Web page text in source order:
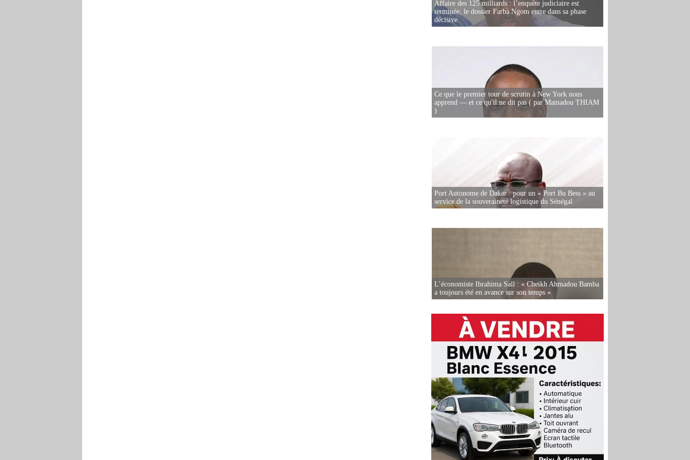
Affaire des 125 milliards : l’enquête judiciaire est
terminée, le dossier Farba Ngom entre dans sa phase
décisive
Ce que le premier tour de scrutin à New York nous
apprend — et ce qu'il ne dit pas ( par Mamadou THIAM
)
Port Autonome de Dakar : pour un « Port Bu Bess » au
service de la souveraineté logistique du Sénégal
L’économiste Ibrahima Sall : « Cheikh Ahmadou Bamba
a toujours été en avance sur son temps »